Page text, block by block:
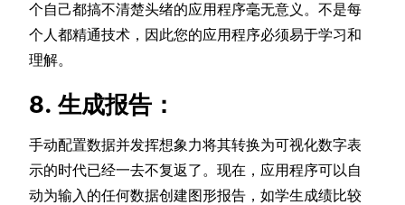
个自己都搞不清楚头绪的应用程序毫无意义。不是每
个人都精通技术，因此您的应用程序必须易于学习和
理解。
8. 生成报告：
手动配置数据并发挥想象力将其转换为可视化数字表
示的时代已经一去不复返了。现在，应用程序可以自
动为输入的任何数据创建图形报告，如学生成绩比较